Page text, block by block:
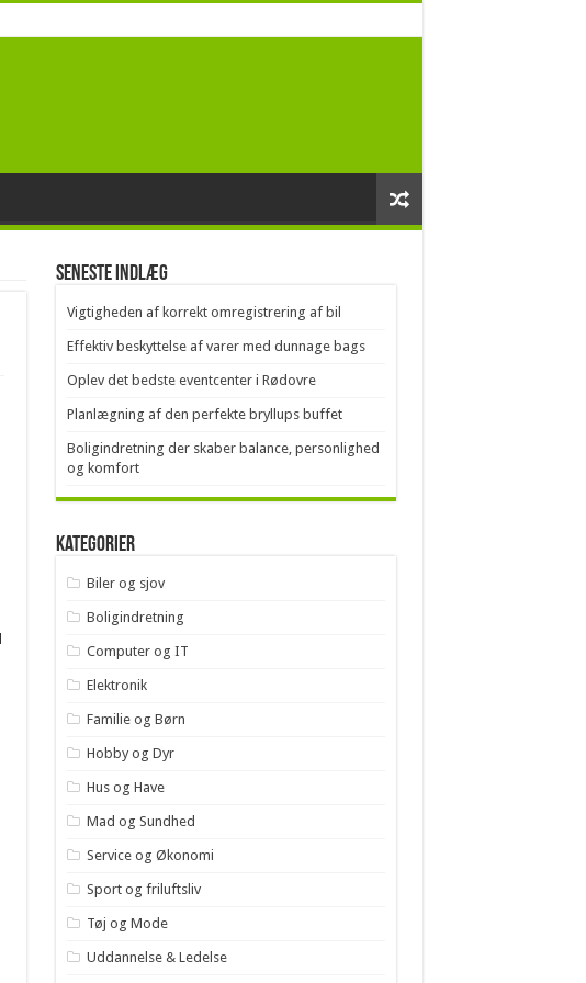
Seneste indlæg
Vigtigheden af korrekt omregistrering af bil
Effektiv beskyttelse af varer med dunnage bags
Oplev det bedste eventcenter i Rødovre
Planlægning af den perfekte bryllups buffet
Boligindretning der skaber balance, personlighed
og komfort
Kategorier
Biler og sjov
Boligindretning
Computer og IT
Elektronik
Familie og Børn
Hobby og Dyr
Hus og Have
Mad og Sundhed
Service og Økonomi
Sport og friluftsliv
Tøj og Mode
Uddannelse & Ledelse